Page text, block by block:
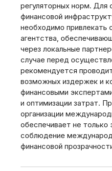
регуляторных норм. Для
финансовой
необходимо привлекать
агентства,
через локальные
случае перед
рекомендуется
возможных издержек и
финансовыми
и оптимизации затрат.
организации
обеспечивает не
соблюдение
финансовой